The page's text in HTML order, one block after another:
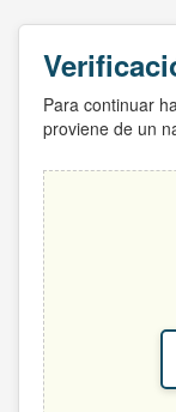
Para continuar
proviene de un